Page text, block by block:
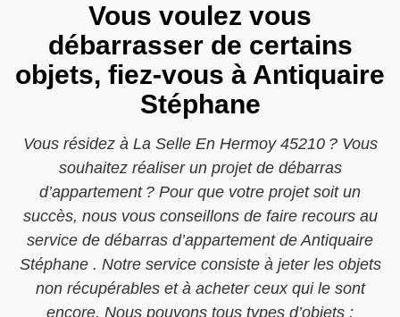
Vous voulez vous
débarrasser de certains
objets, fiez-vous à Antiquaire
Stéphane
Vous résidez à La Selle En Hermoy 45210 ? Vous
souhaitez réaliser un projet de débarras
d’appartement ? Pour que votre projet soit un
succès, nous vous conseillons de faire recours au
service de débarras d’appartement de Antiquaire
Stéphane . Notre service consiste à jeter les objets
non récupérables et à acheter ceux qui le sont
encore. Nous pouvons tous types d’objets :